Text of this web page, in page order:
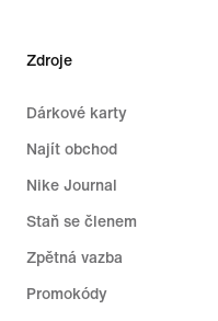
Zdroje
Dárkové karty
Najít obchod
Nike Journal
Staň se členem
Zpětná vazba
Promokódy